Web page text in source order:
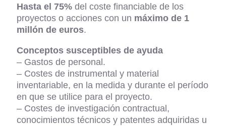
Hasta el 75% del coste financiable de los
proyectos o acciones con un máximo de 1
millón de euros.
Conceptos susceptibles de ayuda
– Gastos de personal.
– Costes de instrumental y material
inventariable, en la medida y durante el período
en que se utilice para el proyecto.
– Costes de investigación contractual,
conocimientos técnicos y patentes adquiridas u